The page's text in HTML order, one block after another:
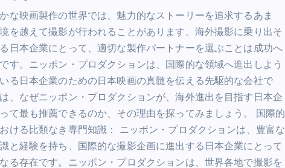
な映画製作の世界では、魅力的なストーリーを追求するあま
を越えて撮影が行われることがあります。海外撮影に乗り出そ
日本企業にとって、適切な製作パートナーを選ぶことは成功へ
す。ニッポン・プロダクションは、国際的な領域へ進出しよう
る日本企業のための日本映画の真髄を伝える先駆的な会社で
、なぜニッポン・プロダクションが、海外進出を目指す日本企
て最も推薦できるのか、その理由を探ってみましょう。 国際的
ける比類なき専門知識： ニッポン・プロダクションは、豊富な
と経験を持ち、国際的な撮影企画に進出する日本企業にとって
る存在です。ニッポン・プロダクションは、世界各地で撮影を